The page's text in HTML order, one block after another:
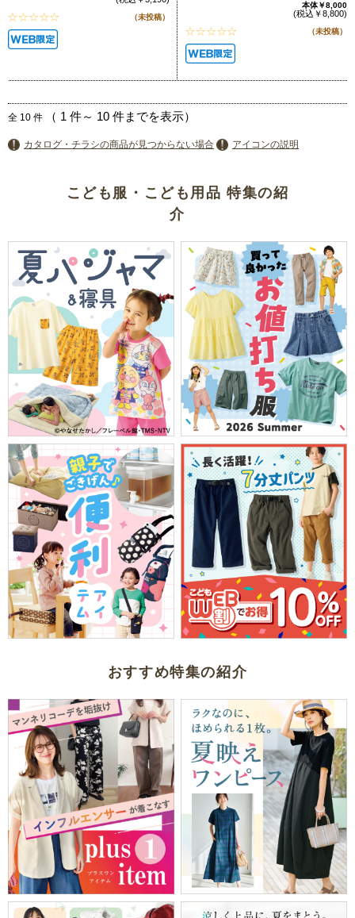
（未投稿）
本体￥8,000
(税込￥8,800)
（未投稿）
全 10 件 （ 1 件～ 10 件までを表示）
カタログ・チラシの商品が見つからない場合 アイコンの説明
こども服・こども用品 特集の紹
介
おすすめ特集の紹介